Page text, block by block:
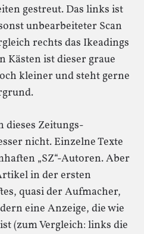
gestreut. Das links ist
unbearbeiteter Scan
rechts das Ikeadings
Kästen ist dieser graue
kleiner und steht gerne
dieses Zeitungs-
nicht. Einzelne Texte
„SZ“-Autoren. Aber
in der ersten
quasi der Aufmacher,
eine Anzeige, die wie
(zum Vergleich: links die